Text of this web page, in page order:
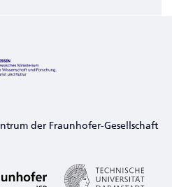
der Fraunhofer-Gesellschaft